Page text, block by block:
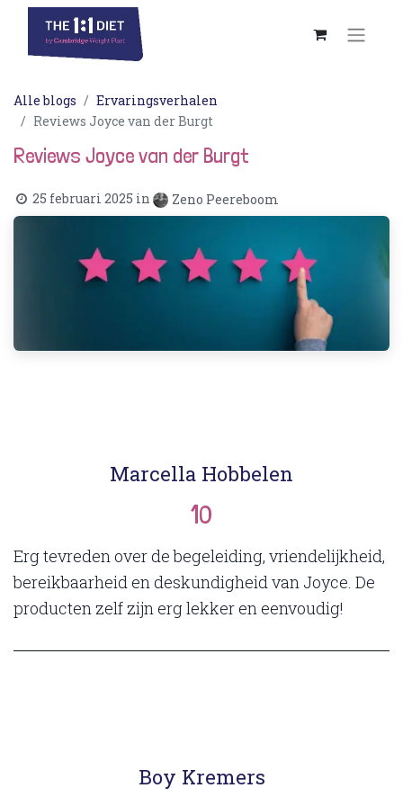
Alle blogs
Ervaringsverhalen
Reviews Joyce van der Burgt
Reviews Joyce van der Burgt
25 februari 2025 in Zeno Peereboom
Marcella Hobbelen
10
Erg tevreden over de begeleiding, vriendelijkheid,
bereikbaarheid en deskundigheid van Joyce. De
producten zelf zijn erg lekker en eenvoudig!
Boy Kremers